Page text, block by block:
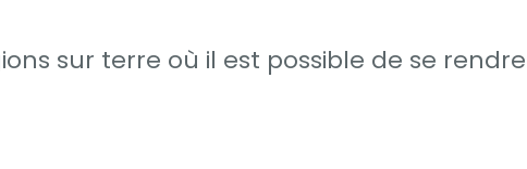
sur terre où il est possible de se